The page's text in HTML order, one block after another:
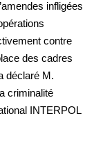
infligées
contre
des cadres
déclaré M.
criminalité
INTERPOL